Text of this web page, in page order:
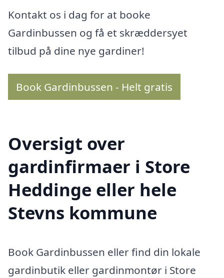
Kontakt os i dag for at booke
Gardinbussen og få et skræddersyet
tilbud på dine nye gardiner!
Book Gardinbussen - Helt gratis
Oversigt over
gardinfirmaer i Store
Heddinge eller hele
Stevns kommune
Book Gardinbussen eller find din lokale
gardinbutik eller gardinmontør i Store